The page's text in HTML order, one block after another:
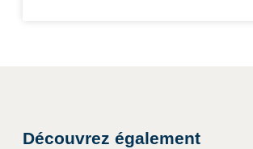
Découvrez également